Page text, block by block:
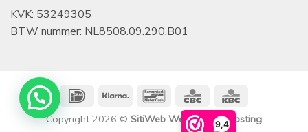
9,4
KVK: 53249305
BTW nummer: NL8508.09.290.B01
IDeal Klarna BancontactCBC
Copyright 2026 © SitiWeb Websites en Hosting